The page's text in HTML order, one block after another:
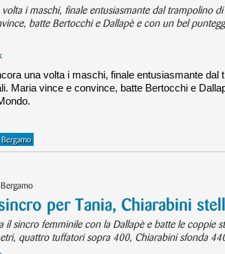
i maschi, finale entusiasmante dal trampolino
batte Bertocchi e Dallapè e con un bel
una volta i maschi, finale entusiasmante dal
Maria vince e convince, batte Bertocchi e
Bergamo
per Tania, Chiarabini
il sincro femminile con la Dallapè e batte le coppie
quattro tuffatori sopra 400, Chiarabini sfonda